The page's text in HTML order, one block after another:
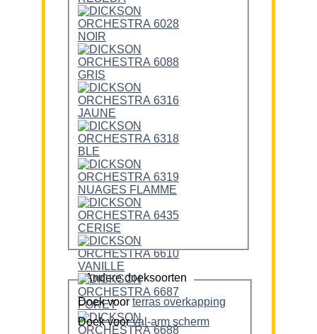
Andere doeksoorten
Doek voor terras overkapping
Doek voor
val-arm scherm